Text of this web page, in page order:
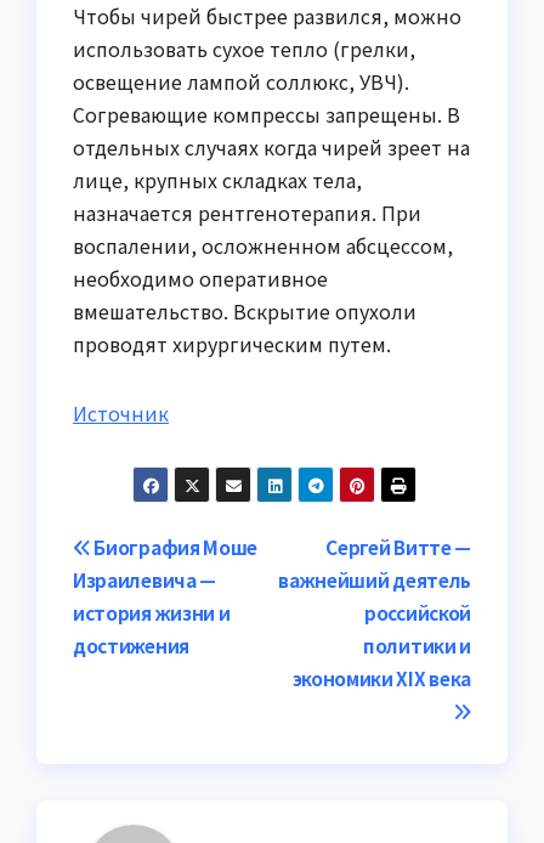
Чтобы чирей быстрее развился, можно
использовать сухое тепло (грелки,
освещение лампой соллюкс, УВЧ).
Согревающие компрессы запрещены. В
отдельных случаях когда чирей зреет на
лице, крупных складках тела,
назначается рентгенотерапия. При
воспалении, осложненном абсцессом,
необходимо оперативное
вмешательство. Вскрытие опухоли
проводят хирургическим путем.
Источник
Навигация
по
записям
Сергей Витте —
важнейший деятель
российской
политики и
экономики XIX века
Биография Моше
Израилевича —
история жизни и
достижения